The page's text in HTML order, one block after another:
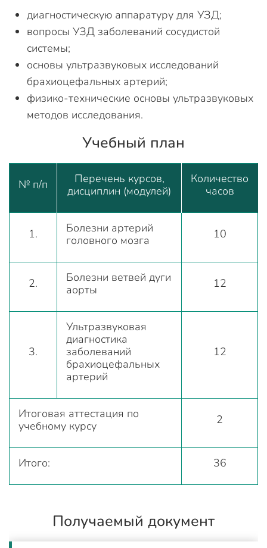
диагностическую аппаратуру для УЗД;
вопросы УЗД заболеваний сосудистой
системы;
основы ультразвуковых исследований
брахиоцефальных артерий;
физико-технические основы ультразвуковых
методов исследования.
Учебный план
№ п/п
Перечень курсов,
дисциплин (модулей)
Количество
часов
1.
Болезни артерий
головного мозга
10
2.
Болезни ветвей дуги
аорты
12
3.
Ультразвуковая
диагностика
заболеваний
брахиоцефальных
артерий
12
Итоговая аттестация по
учебному курсу
2
Итого: 36
Получаемый документ